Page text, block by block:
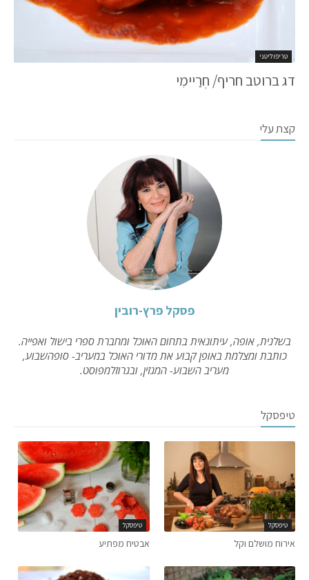
טריפוליטני
דג ברוטב חריף/ חְרַיימִי
קצת עלי
פסקל פרץ-רובין
בשלנית, אופה, עיתונאית בתחום האוכל ומחברת ספרי בישול ואפייה.
כותבת ומצלמת באופן קבוע את מדורי האוכל במעריב- סופהשבוע,
מעריב השבוע- המגזין, ובגרוזלמפוסט.
טיפסקל
טיפסקל
אירוח מושלם וקל
טיפסקל
אבטיח מפתיע